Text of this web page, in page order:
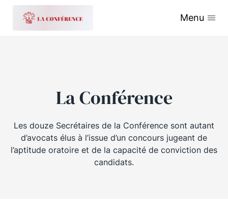
Menu
La Conférence
Les douze Secrétaires de la Conférence sont autant
d’avocats élus à l’issue d’un concours jugeant de
l’aptitude oratoire et de la capacité de conviction des
candidats.